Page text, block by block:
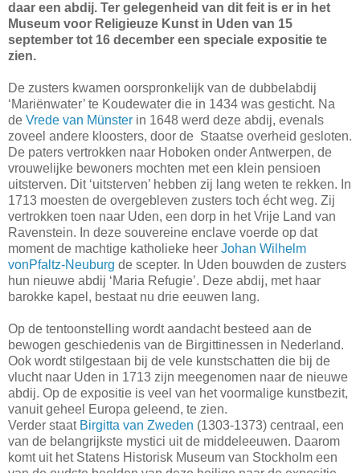
daar een abdij. Ter gelegenheid van dit feit is er in het
Museum voor Religieuze Kunst in Uden van 15
september tot 16 december een speciale expositie te
zien.
De zusters kwamen oorspronkelijk van de dubbelabdij
‘Mariënwater’ te Koudewater die in 1434 was gesticht. Na
de Vrede van Münster in 1648 werd deze abdij, evenals
zoveel andere kloosters, door de Staatse overheid gesloten.
De paters vertrokken naar Hoboken onder Antwerpen, de
vrouwelijke bewoners mochten met een klein pensioen
uitsterven. Dit ‘uitsterven’ hebben zij lang weten te rekken. In
1713 moesten de overgebleven zusters toch écht weg. Zij
vertrokken toen naar Uden, een dorp in het Vrije Land van
Ravenstein. In deze souvereine enclave voerde op dat
moment de machtige katholieke heer Johan Wilhelm
vonPfaltz-Neuburg de scepter. In Uden bouwden de zusters
hun nieuwe abdij ‘Maria Refugie’. Deze abdij, met haar
barokke kapel, bestaat nu drie eeuwen lang.
Op de tentoonstelling wordt aandacht besteed aan de
bewogen geschiedenis van de Birgittinessen in Nederland.
Ook wordt stilgestaan bij de vele kunstschatten die bij de
vlucht naar Uden in 1713 zijn meegenomen naar de nieuwe
abdij. Op de expositie is veel van het voormalige kunstbezit,
vanuit geheel Europa geleend, te zien.
Verder staat Birgitta van Zweden (1303-1373) centraal, een
van de belangrijkste mystici uit de middeleeuwen. Daarom
komt uit het Statens Historisk Museum van Stockholm een